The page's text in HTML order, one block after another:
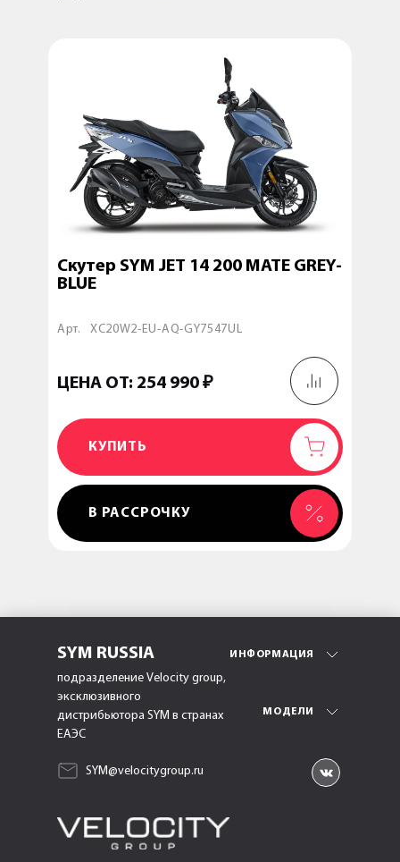
Скутер SYM JET 14 200 MATE GREY-
BLUE
Арт. XC20W2-EU-AQ-GY7547UL
ЦЕНА ОТ: 254 990 ₽
КУПИТЬ
ДОБАВЛЕН
В РАССРОЧКУ
SYM RUSSIA
подразделение Velocity group,
эксклюзивного
дистрибьютора SYM в странах
ЕАЭС
SYM@velocitygroup.ru
ИНФОРМАЦИЯ
МОДЕЛИ